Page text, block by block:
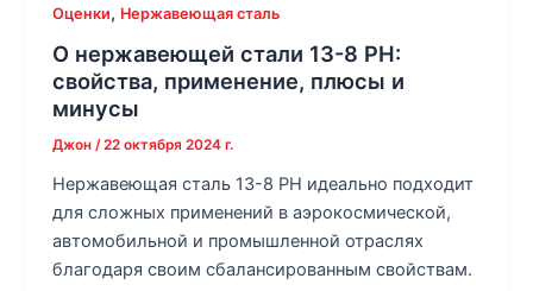
Оценки, Нержавеющая сталь
О нержавеющей стали 13-8 PH:
свойства, применение, плюсы и
минусы
Джон/22 октября 2024 г.
Нержавеющая сталь 13-8 PH идеально подходит
для сложных применений в аэрокосмической,
автомобильной и промышленной отраслях
благодаря своим сбалансированным свойствам.